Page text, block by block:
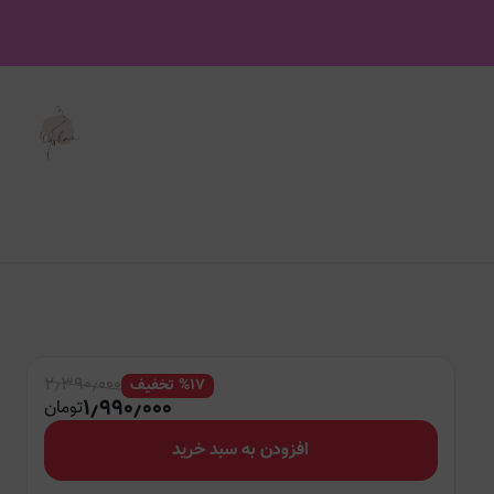
%۱۷ تخفیف
۱٫۹۹۰٫۰۰۰تومان
افزودن به سبد خرید